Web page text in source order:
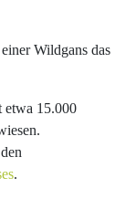
Wildgans das
etwa 15.000
.